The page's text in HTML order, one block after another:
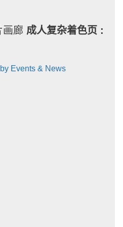
画廊 成人复杂着色页 :
Events & News